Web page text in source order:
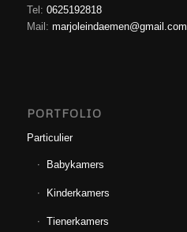
Tel: 0625192818
Mail: marjoleindaemen@gmail.com
PORTFOLIO
Particulier
Babykamers
Kinderkamers
Tienerkamers